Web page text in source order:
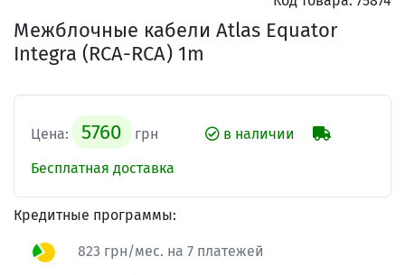
Межблочные кабели Atlas Equator
Integra (RCA-RCA) 1m
Цена: 5760 грн
в наличии
Бесплатная доставка
Кредитные программы:
823 грн/мес. на 7 платежей